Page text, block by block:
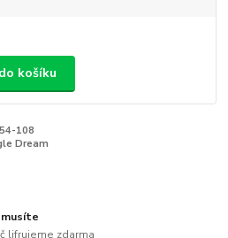
košíku
108
Dream
lifrujeme zdarma